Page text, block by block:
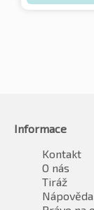
Informace
Kontakt
O nás
Tiráž
Nápověda